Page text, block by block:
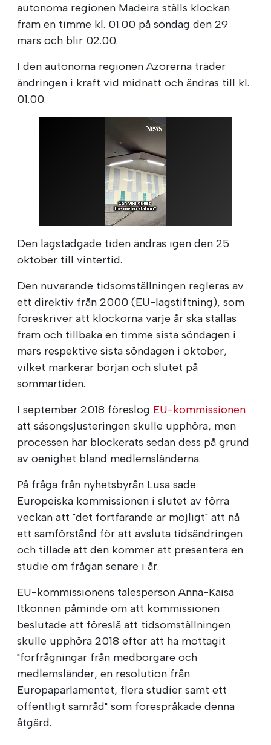
autonoma regionen Madeira ställs klockan
fram en timme kl. 01.00 på söndag den 29
mars och blir 02.00.
I den autonoma regionen Azorerna träder
ändringen i kraft vid midnatt och ändras till kl.
01.00.
Den lagstadgade tiden ändras igen den 25
oktober till vintertid.
Den nuvarande tidsomställningen regleras av
ett direktiv från 2000 (EU-lagstiftning), som
föreskriver att klockorna varje år ska ställas
fram och tillbaka en timme sista söndagen i
mars respektive sista söndagen i oktober,
vilket markerar början och slutet på
sommartiden.
I september 2018 föreslog EU-kommissionen
att säsongsjusteringen skulle upphöra, men
processen har blockerats sedan dess på grund
av oenighet bland medlemsländerna.
På fråga från nyhetsbyrån Lusa sade
Europeiska kommissionen i slutet av förra
veckan att "det fortfarande är möjligt" att nå
ett samförstånd för att avsluta tidsändringen
och tillade att den kommer att presentera en
studie om frågan senare i år.
EU-kommissionens talesperson Anna-Kaisa
Itkonnen påminde om att kommissionen
beslutade att föreslå att tidsomställningen
skulle upphöra 2018 efter att ha mottagit
"förfrågningar från medborgare och
medlemsländer, en resolution från
Europaparlamentet, flera studier samt ett
offentligt samråd" som förespråkade denna
åtgärd.